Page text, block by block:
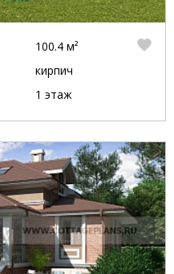
100.4 м²
кирпич
1 этаж